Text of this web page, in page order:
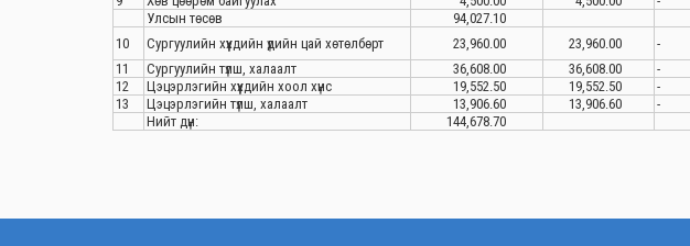
Улсын төсөв
94,027.10
10
Сургуулийн хүүхдийн үдийн цай хөтөлбөрт 23,960.00 23,960.00 -
11
Сургуулийн түлш, халаалт 36,608.00 36,608.00 -
12
Цэцэрлэгийн хүүхдийн хоол хүнс 19,552.50 19,552.50 -
13
Цэцэрлэгийн түлш, халаалт 13,906.60 13,906.60 -
Нийт дүн:
144,678.70